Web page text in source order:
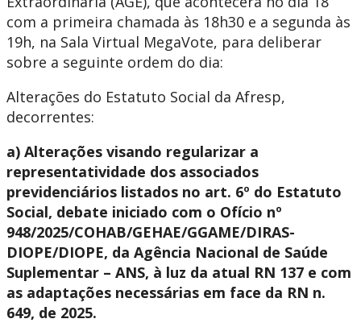
com a primeira chamada às 18h30 e a segunda às
19h, na Sala Virtual MegaVote, para deliberar
sobre a seguinte ordem do dia:
Alterações do Estatuto Social da Afresp,
decorrentes:
a) Alterações visando regularizar a
representatividade dos associados
previdenciários listados no art. 6º do Estatuto
Social, debate iniciado com o Ofício nº
948/2025/COHAB/GEHAE/GGAME/DIRAS-
DIOPE/DIOPE, da Agência Nacional de Saúde
Suplementar – ANS, à luz da atual RN 137 e com
as adaptações necessárias em face da RN n.
649, de 2025.